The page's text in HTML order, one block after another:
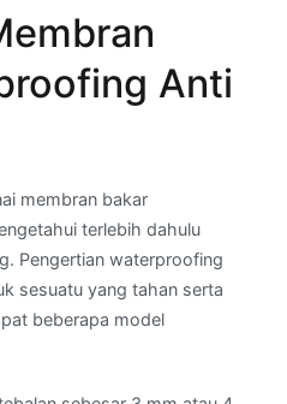
Anti
membran bakar
terlebih dahulu
Pengertian waterproofing
sesuatu yang tahan serta
beberapa model